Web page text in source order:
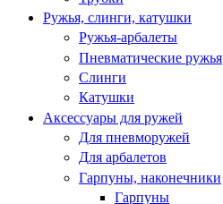
Ружья, слинги, катушки
Ружья-арбалеты
Пневматические ружья
Слинги
Катушки
Аксессуары для ружей
Для пневморужей
Для арбалетов
Гарпуны, наконечники
Гарпуны